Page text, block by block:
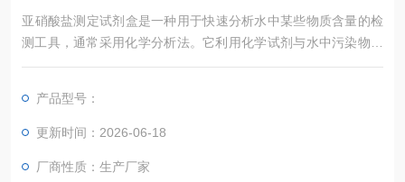
‌亚硝酸盐测定试剂盒是一种用于快速分析水中某些物质含量的检
测工具，通常采用化学分析法。它利用化学试剂与水中污染物的
特定反应，通过颜色变化来快速判断水质状况。水质测定试剂盒
快速检测‌
产品型号：
更新时间：2026-06-18
厂商性质：生产厂家